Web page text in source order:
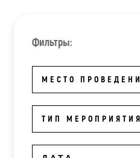
Фильтры:
МЕСТО
ТИП МЕРОПРИЯТИЯ